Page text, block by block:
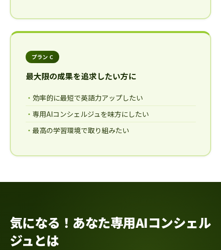
プラン C
最大限の成果を追求したい方に
効率的に最短で英語力アップしたい
専用AIコンシェルジュを味方にしたい
最高の学習環境で取り組みたい
気になる！あなた専用AIコンシェル
ジュとは